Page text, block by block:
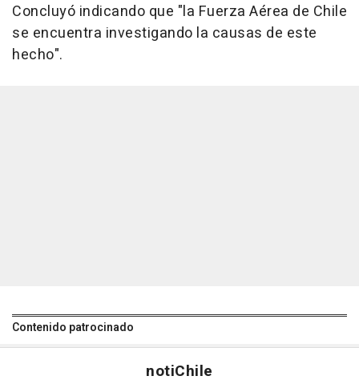
Concluyó indicando que "la Fuerza Aérea de Chile
se encuentra investigando la causas de este
hecho".
Contenido patrocinado
notiChile